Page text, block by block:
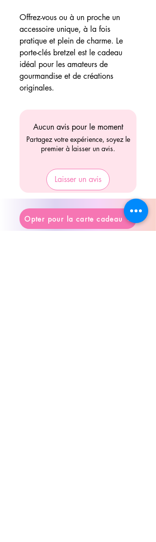
Offrez-vous ou à un proche un
accessoire unique, à la fois
pratique et plein de charme. Le
porte-clés bretzel est le cadeau
idéal pour les amateurs de
gourmandise et de créations
originales.
Aucun avis pour le moment
Partagez votre expérience, soyez le
premier à laisser un avis.
Laisser un avis
Opter pour la carte cadeau